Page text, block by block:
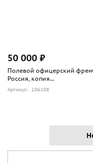
50 000 ₽
Полевой офицерский
Россия, копия...
Артикул: 106108